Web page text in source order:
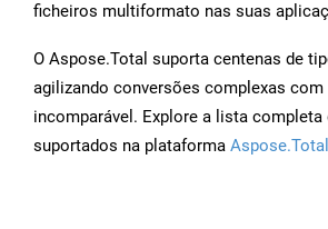
ficheiros multiformato nas suas
O Aspose.Total suporta centenas de
agilizando conversões complexas
incomparável. Explore a lista
suportados na plataforma